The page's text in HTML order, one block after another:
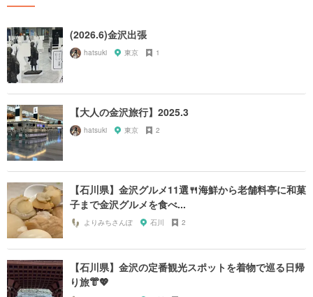
(2026.6)金沢出張
hatsuki 東京 1
【大人の金沢旅行】2025.3
hatsuki 東京 2
【石川県】金沢グルメ11選🍴海鮮から老舗料亭に和菓
子まで金沢グルメを食べ...
よりみちさんぽ 石川 2
【石川県】金沢の定番観光スポットを着物で巡る日帰
り旅👘💖